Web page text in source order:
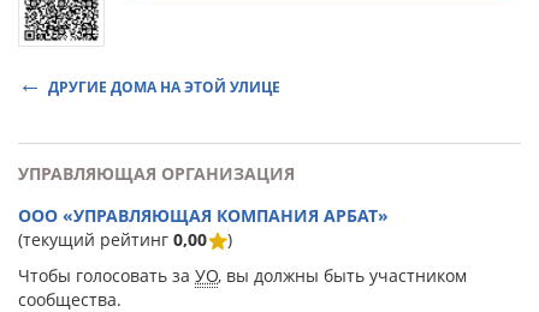
ДРУГИЕ ДОМА НА ЭТОЙ УЛИЦЕ
УПРАВЛЯЮЩАЯ ОРГАНИЗАЦИЯ
ООО «УПРАВЛЯЮЩАЯ КОМПАНИЯ АРБАТ»
(текущий рейтинг 0,00
)
Чтобы голосовать за УО, вы должны быть участником
сообщества.